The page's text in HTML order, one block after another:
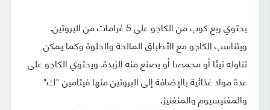
يحتوي ربع كوب من الكاجو على 5 غرامات من البروتين.
ويتناسب الكاجو مع الأطباق المالحة والحلوة وكما يمكن
تناوله نيئا أو محمصا أو يصنع منه الزبدة. ويحتوي الكاجو على
عدة مواد غذائية بالإضافة إلى البروتين منها فيتامين "ك"
والمغنيسيوم والمنغنيز.